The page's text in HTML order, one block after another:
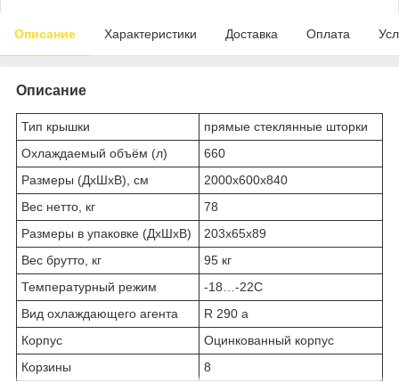
Описание Характеристики Доставка Оплата
Описание
Тип крышки
прямые стеклянные шторки
Охлаждаемый объём (л)
660
Размеры (ДхШхВ), см
2000х600х840
Вес нетто, кг
78
Размеры в упаковке (ДхШхВ)
203х65х89
Вес брутто, кг
95 кг
Температурный режим
-18…-22C
Вид охлаждающего агента
R 290 a
Корпус
Оцинкованный корпус
Корзины
8